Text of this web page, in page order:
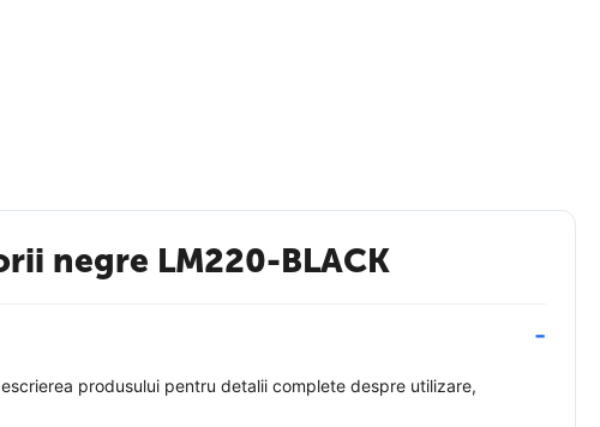
negre LM220-BLACK
produsului pentru detalii complete despre utilizare,